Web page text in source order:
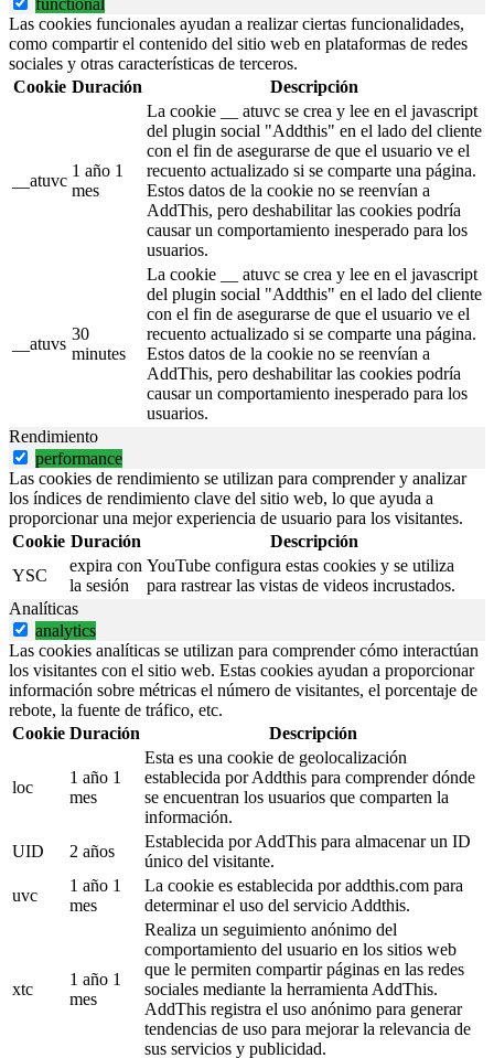
functional
Las cookies funcionales ayudan a realizar ciertas funcionalidades,
como compartir el contenido del sitio web en plataformas de redes
sociales y otras características de terceros.
Cookie Duración Descripción
__atuvc
1 año 1
mes
La cookie __ atuvc se crea y lee en el javascript
del plugin social "Addthis" en el lado del cliente
con el fin de asegurarse de que el usuario ve el
recuento actualizado si se comparte una página.
Estos datos de la cookie no se reenvían a
AddThis, pero deshabilitar las cookies podría
causar un comportamiento inesperado para los
usuarios.
__atuvs
30
minutes
La cookie __ atuvc se crea y lee en el javascript
del plugin social "Addthis" en el lado del cliente
con el fin de asegurarse de que el usuario ve el
recuento actualizado si se comparte una página.
Estos datos de la cookie no se reenvían a
AddThis, pero deshabilitar las cookies podría
causar un comportamiento inesperado para los
usuarios.
Rendimiento
performance
Las cookies de rendimiento se utilizan para comprender y analizar
los índices de rendimiento clave del sitio web, lo que ayuda a
proporcionar una mejor experiencia de usuario para los visitantes.
Cookie Duración
Descripción
YSC
expira con
la sesión
YouTube configura estas cookies y se utiliza
para rastrear las vistas de videos incrustados.
Analíticas
analytics
Las cookies analíticas se utilizan para comprender cómo interactúan
los visitantes con el sitio web. Estas cookies ayudan a proporcionar
información sobre métricas el número de visitantes, el porcentaje de
rebote, la fuente de tráfico, etc.
Cookie Duración Descripción
loc
1 año 1
mes
Esta es una cookie de geolocalización
establecida por Addthis para comprender dónde
se encuentran los usuarios que comparten la
información.
UID
2 años
Establecida por AddThis para almacenar un ID
único del visitante.
uvc
1 año 1
mes
La cookie es establecida por addthis.com para
determinar el uso del servicio Addthis.
xtc
1 año 1
mes
Realiza un seguimiento anónimo del
comportamiento del usuario en los sitios web
que le permiten compartir páginas en las redes
sociales mediante la herramienta AddThis.
AddThis registra el uso anónimo para generar
tendencias de uso para mejorar la relevancia de
sus servicios y publicidad.